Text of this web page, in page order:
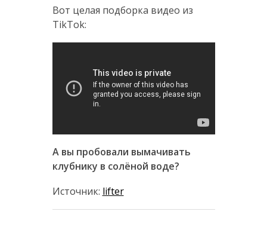
Вот целая подборка видео из
TikTok:
А вы пробовали вымачивать
клубнику в солёной воде?
Источник: lifter